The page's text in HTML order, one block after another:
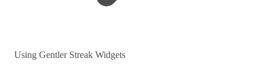
Using Gentler Streak Widgets